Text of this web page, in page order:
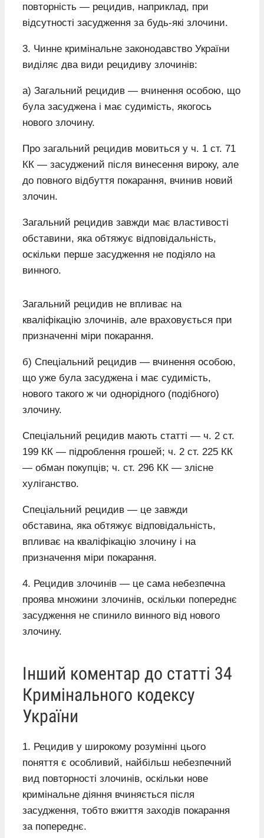
повторність — рецидив, наприклад, при
відсутності засудження за будь-які злочини.
3. Чинне кримінальне законодавство України
виділяє два види рецидиву злочинів:
а) Загальний рецидив — вчинення особою, що
була засуджена і має судимість, якогось
нового злочину.
Про загальний рецидив мовиться у ч. 1 ст. 71
КК — засуджений після винесення вироку, але
до повного відбуття покарання, вчинив новий
злочин.
Загальний рецидив завжди має властивості
обставини, яка обтяжує відповідальність,
оскільки перше засудження не подіяло на
винного.
Загальний рецидив не впливає на
кваліфікацію злочинів, але враховується при
призначенні міри покарання.
б) Спеціальний рецидив — вчинення особою,
що уже була засуджена і має судимість,
нового такого ж чи однорідного (подібного)
злочину.
Спеціальний рецидив мають статті — ч. 2 ст.
199 КК — підроблення грошей; ч. 2 ст. 225 КК
— обман покупців; ч. ст. 296 КК — злісне
хуліганство.
Спеціальний рецидив — це завжди
обставина, яка обтяжує відповідальність,
впливає на кваліфікацію злочину і на
призначення міри покарання.
4. Рецидив злочинів — це сама небезпечна
проява множини злочинів, оскільки попереднє
засудження не спинило винного від нового
злочину.
Інший коментар до статті 34
Кримінального кодексу
України
1. Рецидив у широкому розумінні цього
поняття є особливий, найбільш небезпечний
вид повторності злочинів, оскільки нове
кримінальне діяння вчиняється після
засудження, тобто вжиття заходів покарання
за попереднє.